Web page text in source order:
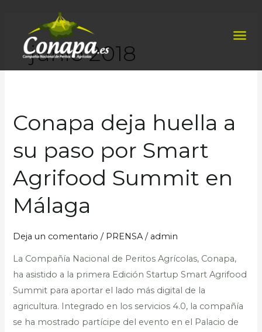
contenido
junio 2018
Conapa deja huella a
su paso por Smart
Agrifood Summit en
Málaga
Deja un comentario / PRENSA/ admin
La Compañía Nacional de Peritos Agrícolas, Conapa,
ha asistido a la primera Edición Startup Smart Agrifood
Summit para aportar el lado más digital de la
agricultura. Integrado en los servicios 4.0, la compañía
se ha mostrado partícipe del evento en el Palacio de
Conapa
deja
huella
su
por
Agrifood
Summit
en
Málaga